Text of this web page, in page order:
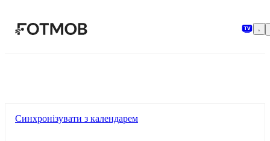
Синхронізувати з календарем